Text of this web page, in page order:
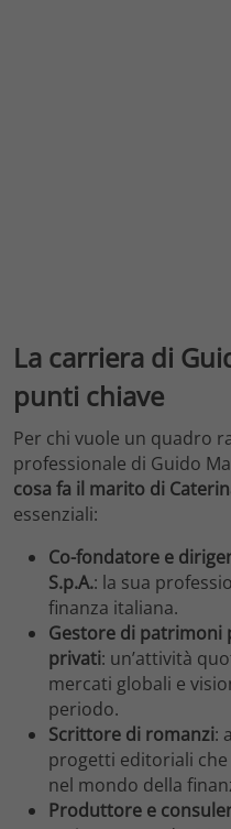
La carriera di
punti chiave
Per chi vuole un quadro
professionale di Guido
cosa fa il marito di
essenziali:
Co-fondatore e
S.p.A.: la sua
finanza italiana.
Gestore di patrimoni
privati: un’attività
mercati globali e
periodo.
Scrittore di romanzi:
progetti editoriali
nel mondo della
Produttore e